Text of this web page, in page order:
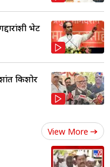
भेट
किशोर
View More